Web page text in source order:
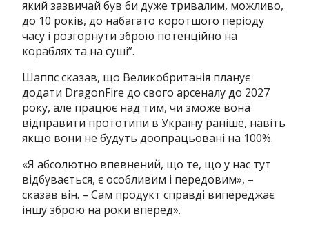
який зазвичай був би дуже тривалим, можливо,
до 10 років, до набагато коротшого періоду
часу і розгорнути зброю потенційно на
кораблях та на суші”.
Шаппс сказав, що Великобританія планує
додати DragonFire до свого арсеналу до 2027
року, але працює над тим, чи зможе вона
відправити прототипи в Україну раніше, навіть
якщо вони не будуть доопрацьовані на 100%.
«Я абсолютно впевнений, що те, що у нас тут
відбувається, є особливим і передовим», –
сказав він. – Сам продукт справді випереджає
іншу зброю на роки вперед».